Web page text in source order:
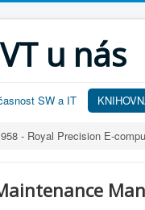
u nás
SW a IT
- Royal Precision E-